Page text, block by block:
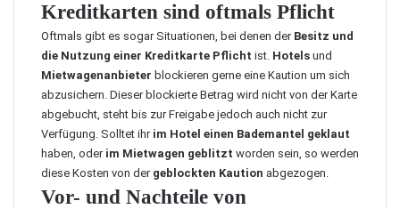
Kreditkarten sind oftmals Pflicht
Oftmals gibt es sogar Situationen, bei denen der Besitz und
die Nutzung einer Kreditkarte Pflicht ist. Hotels und
Mietwagenanbieter blockieren gerne eine Kaution um sich
abzusichern. Dieser blockierte Betrag wird nicht von der Karte
abgebucht, steht bis zur Freigabe jedoch auch nicht zur
Verfügung. Solltet ihr im Hotel einen Bademantel geklaut
haben, oder im Mietwagen geblitzt worden sein, so werden
diese Kosten von der geblockten Kaution abgezogen.
Vor- und Nachteile von